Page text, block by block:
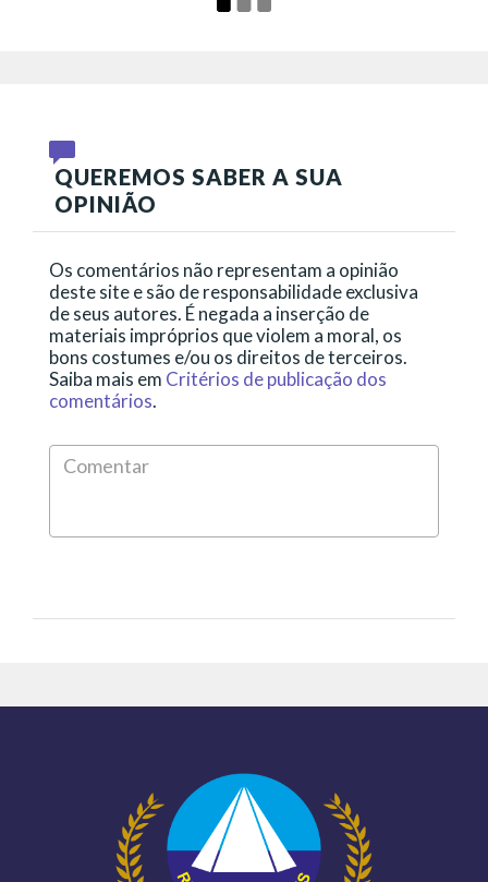
QUEREMOS SABER A SUA
OPINIÃO
Os comentários não representam a opinião
deste site e são de responsabilidade exclusiva
de seus autores. É negada a inserção de
materiais impróprios que violem a moral, os
bons costumes e/ou os direitos de terceiros.
Saiba mais em Critérios de publicação dos
comentários.